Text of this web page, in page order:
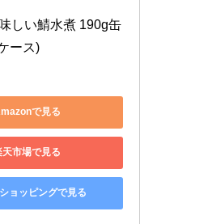
しい鯖水煮 190g缶
ース)
で見る
天市場で見る
ョッピングで見る